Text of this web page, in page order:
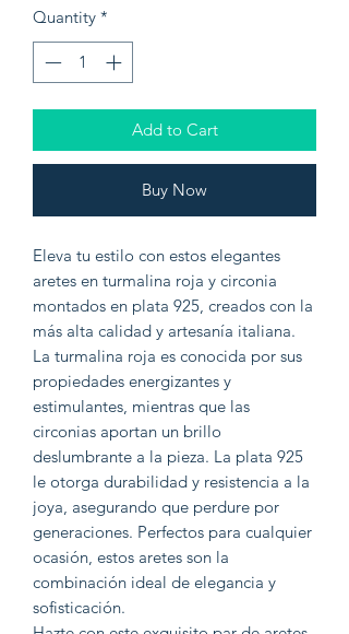
Quantity *
Add to Cart
Buy Now
Eleva tu estilo con estos elegantes
aretes en turmalina roja y circonia
montados en plata 925, creados con la
más alta calidad y artesanía italiana.
La turmalina roja es conocida por sus
propiedades energizantes y
estimulantes, mientras que las
circonias aportan un brillo
deslumbrante a la pieza. La plata 925
le otorga durabilidad y resistencia a la
joya, asegurando que perdure por
generaciones. Perfectos para cualquier
ocasión, estos aretes son la
combinación ideal de elegancia y
sofisticación.